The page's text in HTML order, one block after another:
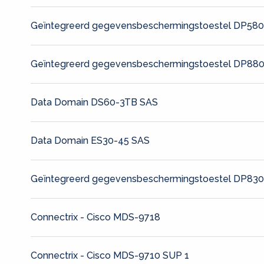
Geïntegreerd gegevensbeschermingstoestel
Geïntegreerd gegevensbeschermingstoestel
Data Domain DS60-3TB SAS
Data Domain ES30-45 SAS
Geïntegreerd gegevensbeschermingstoestel
Connectrix - Cisco MDS-9718
Connectrix - Cisco MDS-9710 SUP 1